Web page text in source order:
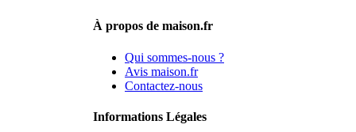
À propos de maison.fr
Qui sommes-nous ?
Avis maison.fr
Contactez-nous
Informations Légales